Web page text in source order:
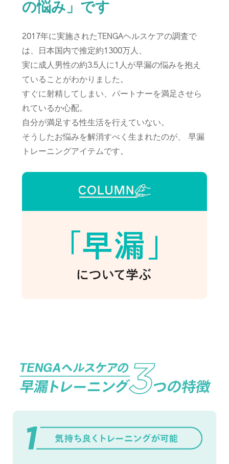
の悩み」です
2017年に実施されたTENGAヘルスケアの調査で
は、日本国内で推定約1300万人、
実に成人男性の約3.5人に1人が早漏の悩みを抱え
ていることがわかりました。
すぐに射精してしまい、パートナーを満足させら
れているか心配。
自分が満足する性生活を行えていない。
そうしたお悩みを解消すべく生まれたのが、 早漏
トレーニングアイテムです。